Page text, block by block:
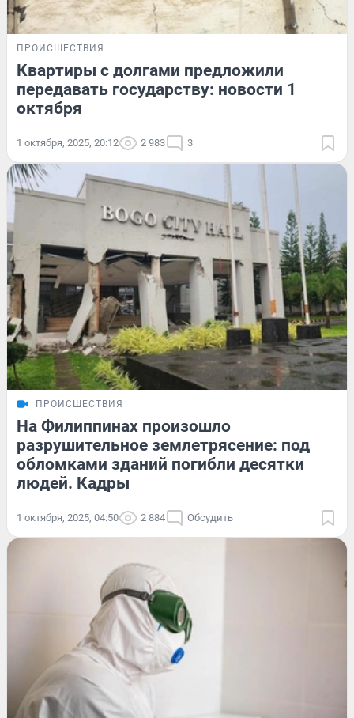
ПРОИСШЕСТВИЯ
Квартиры с долгами предложили
передавать государству: новости 1
октября
1 октября, 2025, 20:12 2 983 3
ПРОИСШЕСТВИЯ
На Филиппинах произошло
разрушительное землетрясение: под
обломками зданий погибли десятки
людей. Кадры
1 октября, 2025, 04:50 2 884 Обсудить